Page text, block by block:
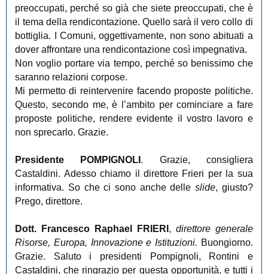
preoccupati, perché so già che siete preoccupati, che è
il tema della rendicontazione. Quello sarà il vero collo di
bottiglia. I Comuni, oggettivamente, non sono abituati a
dover affrontare una rendicontazione così impegnativa.
Non voglio portare via tempo, perché so benissimo che
saranno relazioni corpose.
Mi permetto di reintervenire facendo proposte politiche.
Questo, secondo me, è l’ambito per cominciare a fare
proposte politiche, rendere evidente il vostro lavoro e
non sprecarlo. Grazie.
Presidente POMPIGNOLI . Grazie, consigliera
Castaldini. Adesso chiamo il direttore Frieri per la sua
informativa. So che ci sono anche delle slide, giusto?
Prego, direttore.
Dott. Francesco Raphael FRIERI , direttore generale
Risorse, Europa, Innovazione e Istituzioni. Buongiorno.
Grazie. Saluto i presidenti Pompignoli, Rontini e
Castaldini, che ringrazio per questa opportunità, e tutti i